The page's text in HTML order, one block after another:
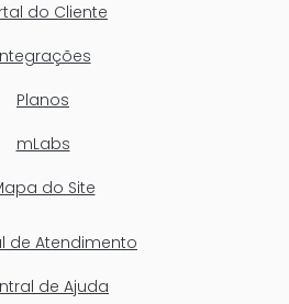
do Cliente
Planos
mLabs
do Site
de Atendimento
de Ajuda